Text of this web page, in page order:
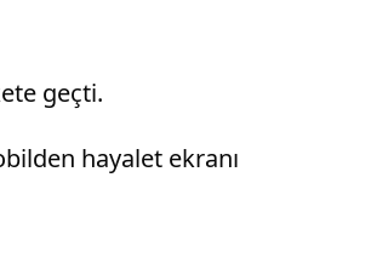
geçti.
hayalet ekranı